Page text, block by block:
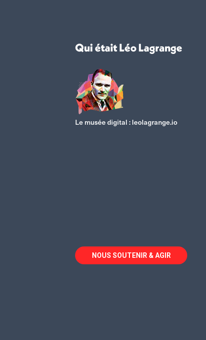
Qui était Léo Lagrange
Le musée digital :leolagrange.io
NOUS SOUTENIR & AGIR